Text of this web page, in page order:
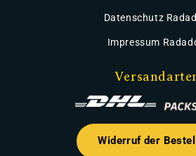
Datenschutz
Impressum
Widerruf der